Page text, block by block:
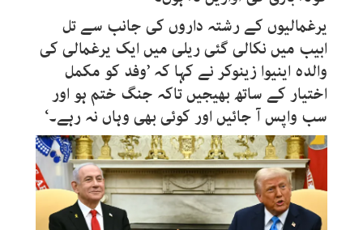
یرغمالیوں کے رشتہ داروں کی جانب سے تل
ابیب میں نکالی گئی ریلی میں ایک یرغمالی کی
والدہ اینیوا زینوکر نے کہا کہ ’وفد کو مکمل
اختیار کے ساتھ بھیجیں تاکہ جنگ ختم ہو اور
سب واپس آ جائیں اور کوئی بھی وہاں نہ رہے۔‘